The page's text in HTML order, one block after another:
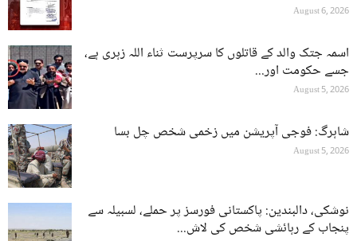
August 6, 2026
اسمہ جتک والد کے قاتلوں کا سرپرست ثناء اللہ زہری ہے،
جسے حکومت اور...
August 5, 2026
شاہرگ: فوجی آپریشن میں زخمی شخص چل بسا
August 5, 2026
نوشکی، دالبندین: پاکستانی فورسز پر حملے، لسبیلہ سے
پنجاب کے رہائشی شخص کی لاش...